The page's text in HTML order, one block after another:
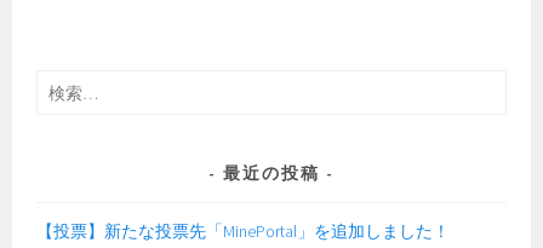
検
最近の投稿
【投票】新たな投票先「MinePortal」を追加しました！